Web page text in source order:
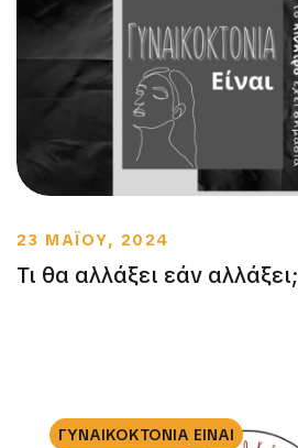
23 ΜΑΪΟΥ, 2024
Τι θα αλλάξει εάν αλλάξει;
ΓΥΝΑΙΚΟΚΤΟΝΙΑ ΕΙΝΑΙ